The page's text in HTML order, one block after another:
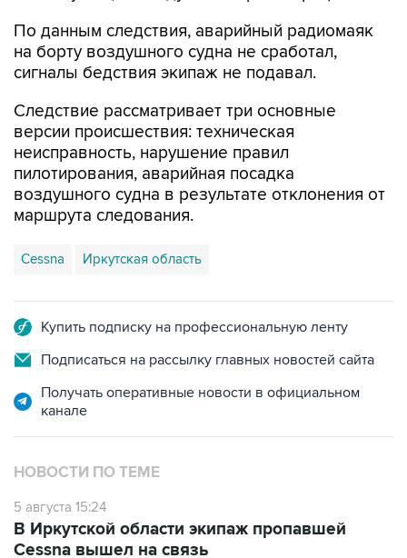
По данным следствия, аварийный радиомаяк
на борту воздушного судна не сработал,
сигналы бедствия экипаж не подавал.
Следствие рассматривает три основные
версии происшествия: техническая
неисправность, нарушение правил
пилотирования, аварийная посадка
воздушного судна в результате отклонения от
маршрута следования.
Cessna Иркутская область
Купить подписку на профессиональную ленту
Подписаться на рассылку главных новостей сайта
Получать оперативные новости в официальном
канале
НОВОСТИ ПО ТЕМЕ
5 августа 15:24
В Иркутской области экипаж пропавшей
Cessna вышел на связь